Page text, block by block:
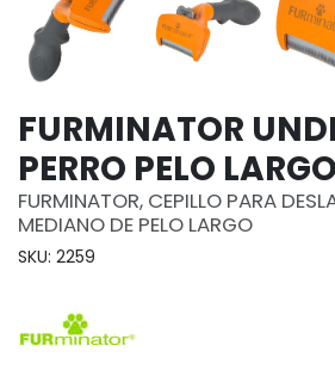
FURMINATOR
PERRO PELO LARGO
FURMINATOR, CEPILLO PARA
MEDIANO DE PELO LARGO
SKU: 2259